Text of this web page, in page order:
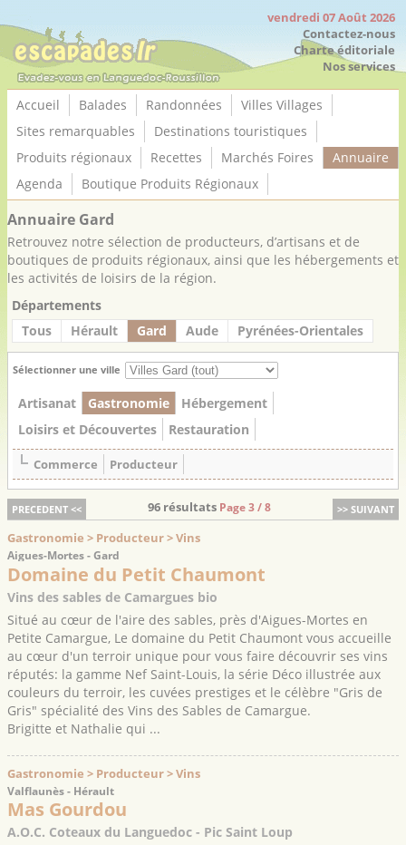
vendredi 07 Août 2026
Contactez-nous
Charte éditoriale
Nos services
Accueil Balades Randonnées
Villes Villages
Sites remarquables
Destinations touristiques
Produits régionaux
Recettes Marchés Foires
Annuaire
Agenda
Boutique Produits Régionaux
Annuaire Gard
Retrouvez notre sélection de producteurs, d’artisans et de
boutiques de produits régionaux, ainsi que les hébergements et
les activités de loisirs de la région.
Départements
Tous
Hérault Gard Aude Pyrénées-Orientales
Sélectionner une ville
Artisanat Gastronomie
Hébergement
Loisirs et Découvertes
Restauration
Commerce Producteur
PRECEDENT << >> SUIVANT
96 résultats Page 3 / 8
Gastronomie > Producteur > Vins
Aigues-Mortes - Gard
Domaine du Petit Chaumont
Vins des sables de Camargues bio
Situé au cœur de l'aire des sables, près d'Aigues-Mortes en
Petite Camargue, Le domaine du Petit Chaumont vous accueille
au cœur d'un terroir unique pour vous faire découvrir ses vins
réputés: la gamme Nef Saint-Louis, la série Déco illustrée aux
couleurs du terroir, les cuvées prestiges et le célèbre "Gris de
Gris" spécialité des Vins des Sables de Camargue.
Brigitte et Nathalie qui ...
Gastronomie > Producteur > Vins
Valflaunès - Hérault
Mas Gourdou
A.O.C. Coteaux du Languedoc - Pic Saint Loup